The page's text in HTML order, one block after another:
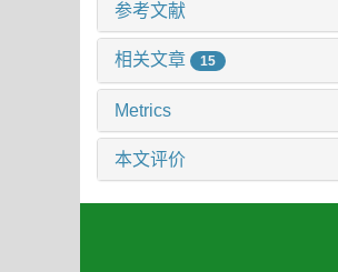
参考文献
相关文章 15
Metrics
本文评价